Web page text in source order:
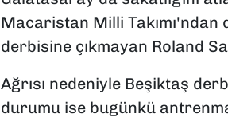
Macaristan Milli Takımı'ndan
derbisine çıkmayan Roland
Ağrısı nedeniyle Beşiktaş
durumu ise bugünkü